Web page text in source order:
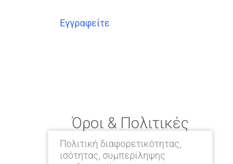
Εγγραφείτε
Όροι & Πολιτικές
Πολιτική διαφορετικότητας,
ισότητας, συμπερίληψης